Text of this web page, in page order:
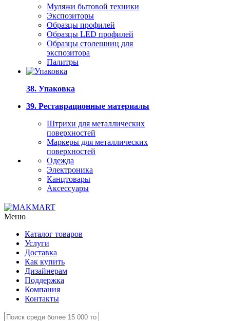
Муляжи бытовой техники
Экспозиторы
Образцы профилей
Образцы LED профилей
Образцы столешниц для
экспозитора
Палитры
38. Упаковка
39. Реставрационные материалы
Штрихи для металлических
поверхностей
Маркеры для металлических
поверхностей
Одежда
Электроника
Канцтовары
Аксессуары
Меню
Каталог товаров
Услуги
Доставка
Как купить
Дизайнерам
Поддержка
Компания
Контакты